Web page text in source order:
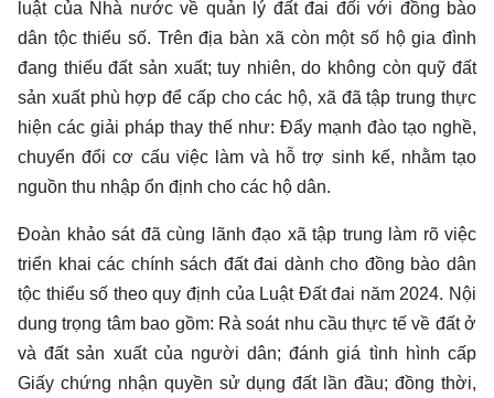
luật của Nhà nước về quản lý đất đai đối với đồng bào
dân tộc thiểu số. Trên địa bàn xã còn một số hộ gia đình
đang thiếu đất sản xuất; tuy nhiên, do không còn quỹ đất
sản xuất phù hợp để cấp cho các hộ, xã đã tập trung thực
hiện các giải pháp thay thế như: Đẩy mạnh đào tạo nghề,
chuyển đổi cơ cấu việc làm và hỗ trợ sinh kế, nhằm tạo
nguồn thu nhập ổn định cho các hộ dân.
Đoàn khảo sát đã cùng lãnh đạo xã tập trung làm rõ việc
triển khai các chính sách đất đai dành cho đồng bào dân
tộc thiểu số theo quy định của Luật Đất đai năm 2024. Nội
dung trọng tâm bao gồm: Rà soát nhu cầu thực tế về đất ở
và đất sản xuất của người dân; đánh giá tình hình cấp
Giấy chứng nhận quyền sử dụng đất lần đầu; đồng thời,